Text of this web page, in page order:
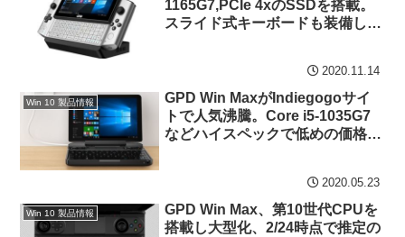
1165G7,PCIe 4xのSSDを搭載。
スライド式キーボードも装備し魅
2020.11.14
Win 10 製品情報
GPD Win MaxがIndiegogoサイ
トで人気沸騰。Core i5-1035G7
などハイスペックで低めの価格設
2020.05.23
Win 10 製品情報
GPD Win Max、第10世代CPUを
搭載し大型化、2/24時点で推定の